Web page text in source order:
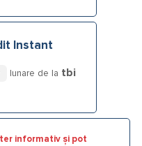
Instant
lunare de la tbi
informativ și pot